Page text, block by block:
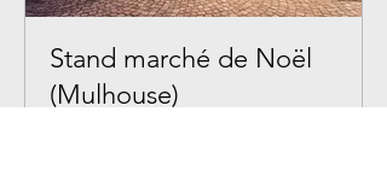
Stand marché de Noël
(Mulhouse)